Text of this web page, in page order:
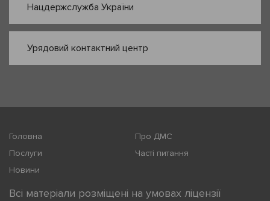
Нацдержслужба України
Урядовий контактний центр
Головна
Про ДМС
Послуги
Часті питання
Новини
Всі матеріали розміщені на умовах ліцензії